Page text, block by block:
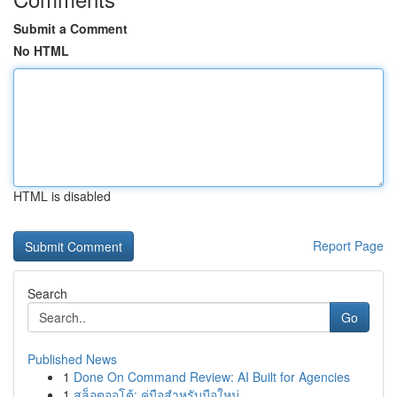
Submit a Comment
No HTML
HTML is disabled
Report Page
Search
Go
Published News
1 Done On Command Review: AI Built for Agencies